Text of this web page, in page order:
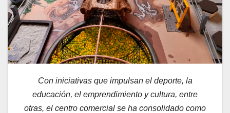
Con iniciativas que impulsan el deporte, la
educación, el emprendimiento y cultura, entre
otras, el centro comercial se ha consolidado como